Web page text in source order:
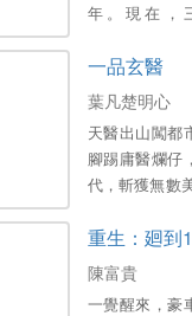
年。現在，
一品玄醫
葉凡楚明心
天醫出山闖都
腳踢庸醫爛仔
代，斬獲無數
握天下權，醉
重生：廻到
陳富貴
一覺醒來，豪